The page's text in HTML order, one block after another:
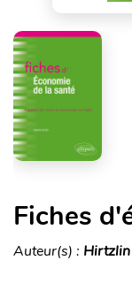
Fiches
Auteur(s) : Hirtzlin